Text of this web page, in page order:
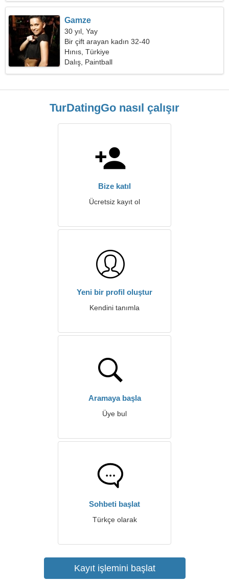
Gamze
30 yıl, Yay
Bir çift arayan kadın 32-40
Hınıs, Türkiye
Dalış, Paintball
TurDatingGo nasıl çalışır
Bize katıl
Ücretsiz kayıt ol
Yeni bir profil oluştur
Kendini tanımla
Aramaya başla
Üye bul
Sohbeti başlat
Türkçe olarak
Kayıt işlemini başlat